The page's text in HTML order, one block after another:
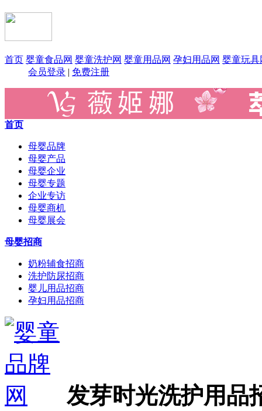
首页 婴童食品网 婴童洗护网 婴童用品网 孕妇用品网 婴童玩具
会员登录 | 免费注册
首页
母婴品牌
母婴产品
母婴企业
母婴专题
企业专访
母婴商机
母婴展会
母婴招商
奶粉辅食招商
洗护防尿招商
婴儿用品招商
孕妇用品招商
发芽时光洗护用品